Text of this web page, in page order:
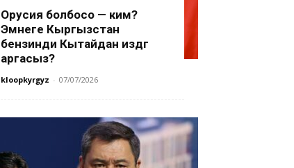
Орусия болбосо — ким?
Эмнеге Кыргызстан
бензинди Кытайдан издөөгө
аргасыз?
kloopkyrgyz - 07/07/2026